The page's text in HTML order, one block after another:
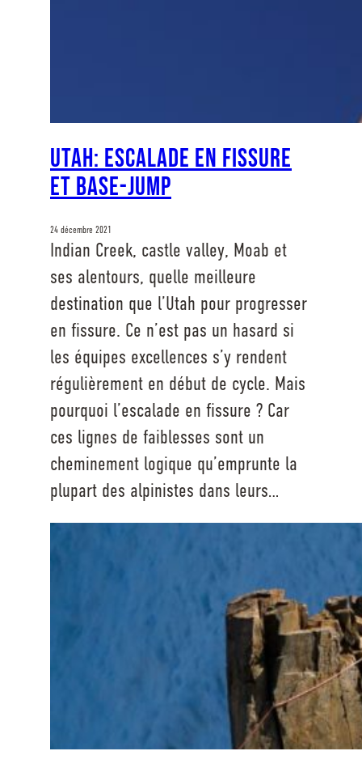
Utah: Escalade en fissure
et Base-jump
24 décembre 2021
Indian Creek, castle valley, Moab et
ses alentours, quelle meilleure
destination que l’Utah pour progresser
en fissure. Ce n’est pas un hasard si
les équipes excellences s’y rendent
régulièrement en début de cycle. Mais
pourquoi l’escalade en fissure ? Car
ces lignes de faiblesses sont un
cheminement logique qu’emprunte la
plupart des alpinistes dans leurs…